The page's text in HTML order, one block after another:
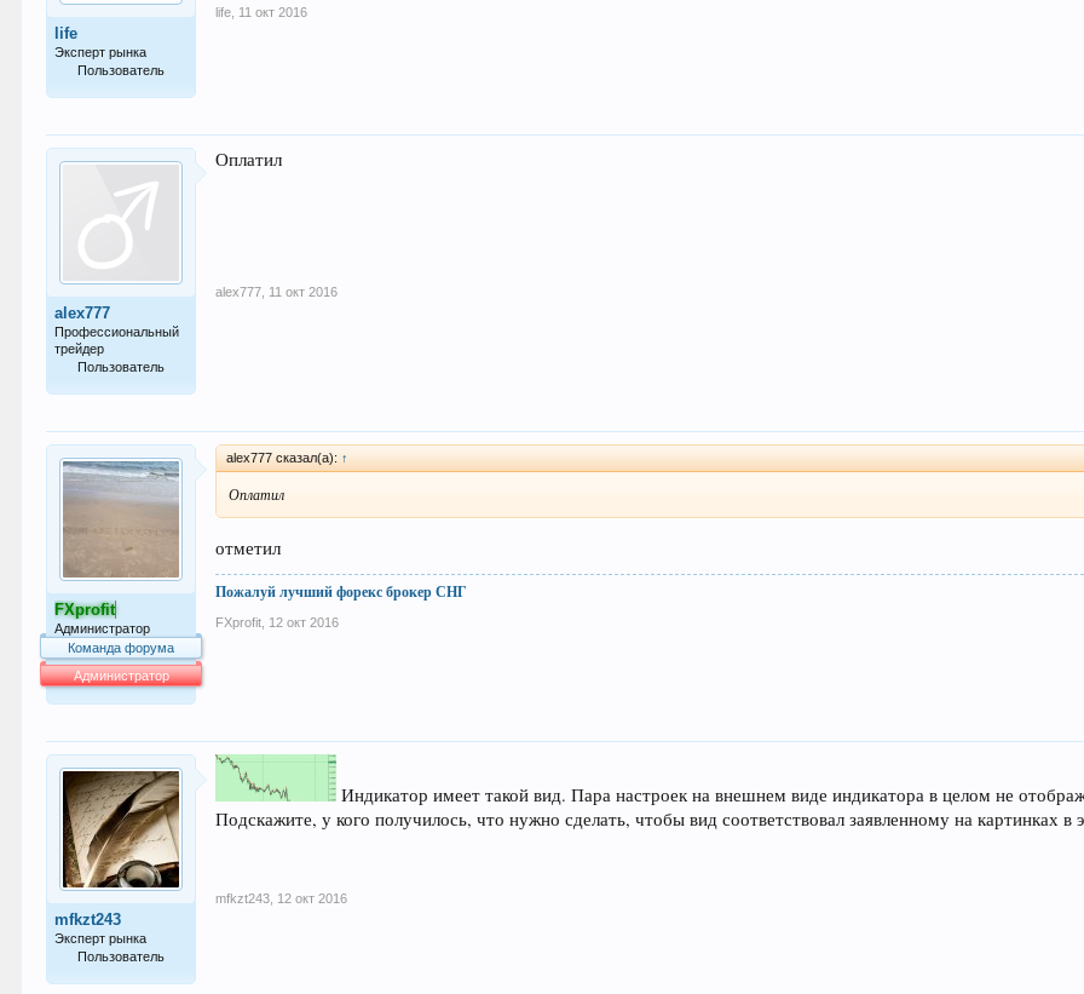
life
Эксперт рынка
Пользователь
life 11 окт 2016
alex777
Профессиональный
трейдер
Пользователь
Оплатил
alex777 11 окт 2016
FXprofit
Администратор
Команда форума
Администратор
alex777 сказал(а): ↑
Оплатил
отметил
Пожалуй лучший форекс брокер СНГ
FXprofit 12 окт 2016
mfkzt243
Эксперт рынка
Пользователь
Индикатор имеет такой вид. Пара настроек на внешнем виде индикатора в целом не
Подскажите, у кого получилось, что нужно сделать, чтобы вид соответствовал заявленному на картинках в
mfkzt243 12 окт 2016